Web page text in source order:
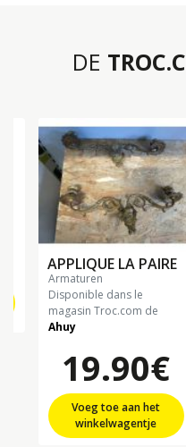
DE
APPLIQUE LA PAIRE
armaturen
Disponible dans le
magasin Troc.com de
Ahuy
19.90€
Voeg toe aan het
winkelwagentje